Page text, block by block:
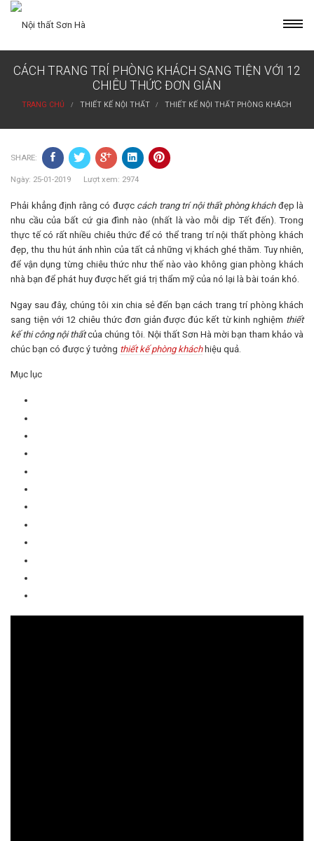
Skip
CÁCH TRANG TRÍ PHÒNG KHÁCH SANG TIỆN VỚI 12
CHIÊU THỨC ĐƠN GIẢN
TRANG CHỦ THIẾT KẾ NỘI THẤT THIẾT KẾ NỘI THẤT PHÒNG KHÁCH
SHARE:
Ngày: 25-01-2019 Lượt xem: 2974
Phải khẳng định rằng có được cách trang trí nội thất phòng khách đẹp là
nhu cầu của bất cứ gia đình nào (nhất là vào mỗi dịp Tết đến). Trong
thực tế có rất nhiều chiêu thức để có thể trang trí nội thất phòng khách
đẹp, thu thu hút ánh nhìn của tất cả những vị khách ghé thăm. Tuy nhiên,
để vận dụng từng chiêu thức như thế nào vào không gian phòng khách
nhà bạn để phát huy được hết giá trị thẩm mỹ của nó lại là bài toán khó.
Ngay sau đây, chúng tôi xin chia sẻ đến bạn cách trang trí phòng khách
sang tiện với 12 chiêu thức đơn giản được đúc kết từ kinh nghiệm thiết
kế thi công nội thấtcủa chúng tôi. Nội thất Sơn Hà mời bạn tham khảo và
chúc bạn có được ý tưởng thiết kế phòng kháchhiệu quả.
Mục lục